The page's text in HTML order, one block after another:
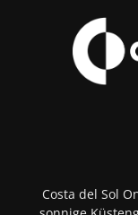
Costa del Sol